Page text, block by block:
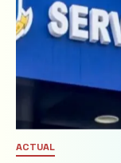
ACTUAL